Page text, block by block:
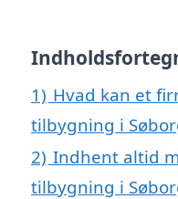
1) Hvad kan et
tilbygning i
2) Indhent altid
tilbygning i